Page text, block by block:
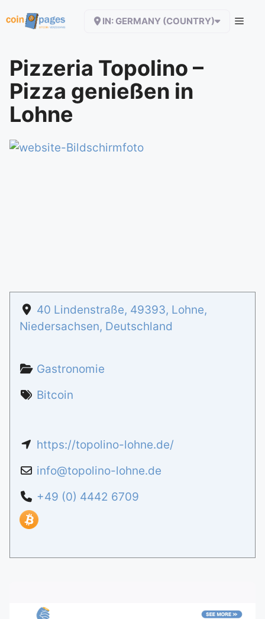
Inhalt
IN: GERMANY (COUNTRY)
Pizzeria Topolino –
Pizza genießen in
Lohne
40 Lindenstraße, 49393, Lohne,
Niedersachsen, Deutschland
Gastronomie
Bitcoin
https://topolino-lohne.de/
info@topolino-lohne.de
+49 (0) 4442 6709